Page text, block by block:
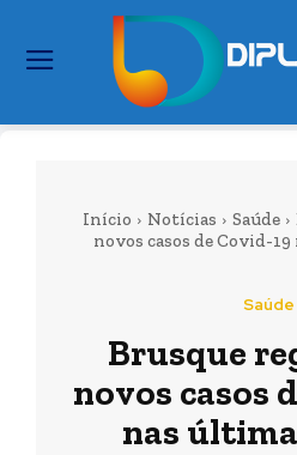
Início Notícias Saúde
novos casos de Covid-
Saúde
Brusque
novos casos
nas